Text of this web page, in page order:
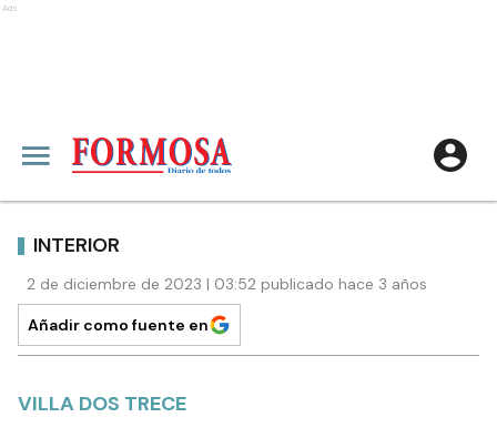
Ads
INTERIOR
2 de diciembre de 2023 | 03:52 publicado hace 3 años
Añadir como fuente en
VILLA DOS TRECE